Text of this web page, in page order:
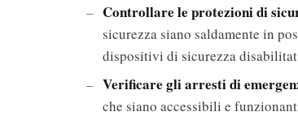
Controllare le protezioni di
sicurezza siano saldamente in
dispositivi di sicurezza
Verificare gli arresti di
che siano accessibili e